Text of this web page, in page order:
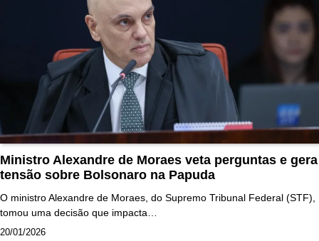
Ministro Alexandre de Moraes veta perguntas e gera
tensão sobre Bolsonaro na Papuda
O ministro Alexandre de Moraes, do Supremo Tribunal Federal (STF),
tomou uma decisão que impacta…
20/01/2026